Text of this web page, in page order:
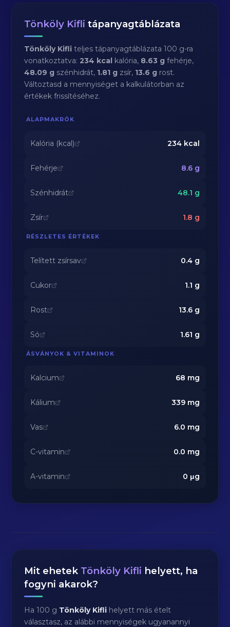
Tönköly Kifli tápanyagtáblázata
Tönköly Kifli teljes tápanyagtáblázata 100 g-ra
vonatkoztatva:234 kcal kalória, 8.63 g fehérje,
48.09 g szénhidrát, 1.81 g zsír, 13.6 g rost.
Változtasd a mennyiséget a kalkulátorban az
értékek frissítéséhez.
ALAPMAKRÓK
Kalória (kcal) 234kcal
Fehérje 8.6g
Szénhidrát 48.1 g
Zsír 1.8 g
RÉSZLETES ÉRTÉKEK
Telített zsírsav 0.4g
Cukor 1.1 g
Rost 13.6g
Só 1.61 g
ÁSVÁNYOK & VITAMINOK
Kalcium 68 mg
Kálium 339mg
Vas 6.0 mg
C-vitamin 0.0 mg
A-vitamin 0 μg
Mit ehetek Tönköly Kifli helyett, ha
fogyni akarok?
Ha 100 g Tönköly Kifli helyett más ételt
választasz, az alábbi mennyiségek ugyanannyi